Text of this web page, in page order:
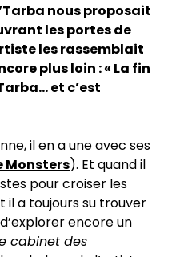
nous proposait
les portes de
les rassemblait
plus loin : « La fin
et c’est
il en a une avec ses
Monsters). Et quand il
pour croiser les
il a toujours su trouver
encore un
cabinet des